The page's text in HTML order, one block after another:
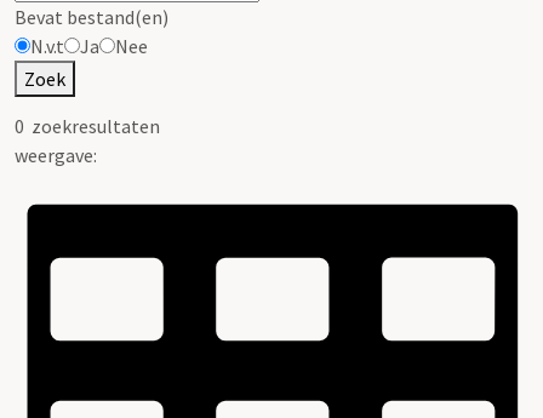
Bevat bestand(en)
N.v.t
Ja
Nee
Zoek
0 zoekresultaten
weergave: